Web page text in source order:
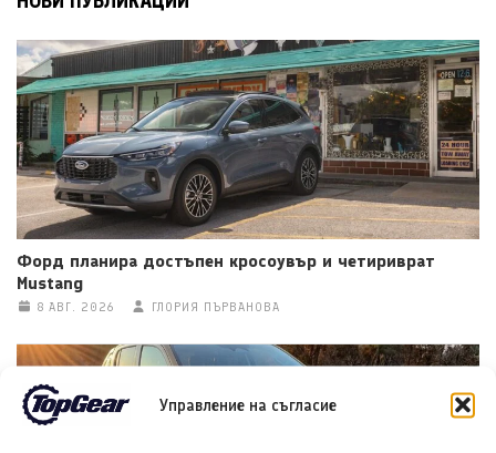
Управление на съгласие
Форд планира достъпен кросоувър и четириврат
Mustang
8 АВГ. 2026 ГЛОРИЯ ПЪРВАНОВА